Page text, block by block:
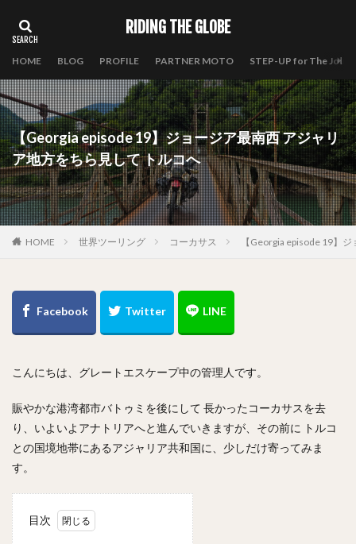
RIDING THE GLOBE
HOME BLOG PROFILE PARTNER MOTO STEP-UP for The
【Georgia episode 19】ジョージア最南西 アジャリ
ア地方をちら見して トルコへ
HOME 世界ツーリング コーカサス 【Georgia episode 19】
こんにちは、グレートエスケープ中の管理人です。
賑やかな港湾都市バトゥミを後にして 長かったコーカサスを去
り、いよいよアナトリアへと進んでいきますが、その前に トルコ
との国境地帯にあるアジャリア共和国に、少しだけ寄ってみま
す。
目次